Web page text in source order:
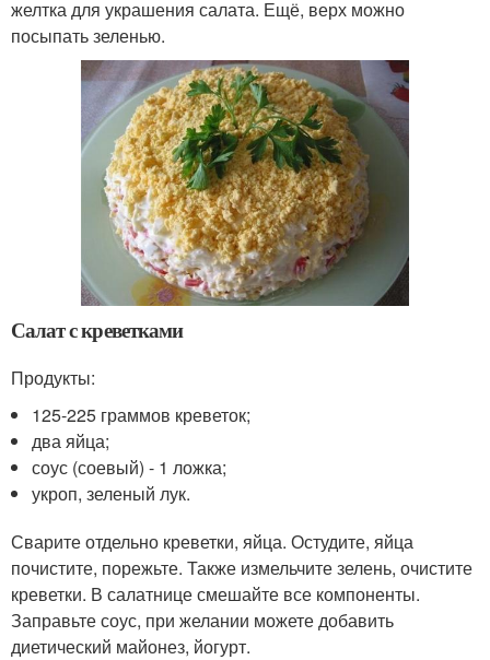
желтка для украшения салата. Ещё, верх можно
посыпать зеленью.
Салат с креветками
Продукты:
125-225 граммов креветок;
два яйца;
соус (соевый) - 1 ложка;
укроп, зеленый лук.
Сварите отдельно креветки, яйца. Остудите, яйца
почистите, порежьте. Также измельчите зелень, очистите
креветки. В салатнице смешайте все компоненты.
Заправьте соус, при желании можете добавить
диетический майонез, йогурт.